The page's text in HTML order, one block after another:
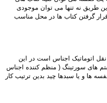
طریق نه تنها می توان موجودی
گرفتن کتاب ها در محل مناسب
اتوماتیک اجناس است در این
های سورتینگ ( منظم کننده اجناس
ها و یا سبدها چید بدین ترتیب کار